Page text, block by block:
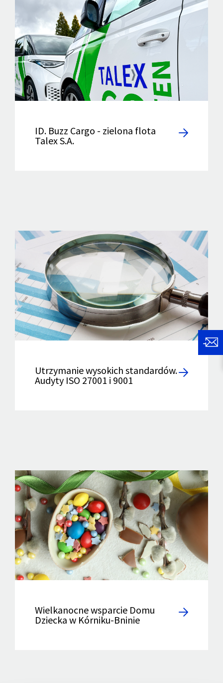
ID. Buzz Cargo - zielona flota
Talex S.A.
Utrzymanie wysokich standardów.
Audyty ISO 27001 i 9001
Wielkanocne wsparcie Domu
Dziecka w Kórniku-Bninie